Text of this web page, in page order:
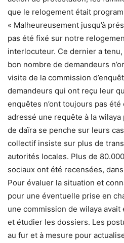
que le relogement était
« Malheureusement jusqu’à
pas été fixé sur notre
interlocuteur. Ce dernier a
bon nombre de demandeurs
visite de la commission
demandeurs qui ont reçu leur
enquêtes n’ont toujours pas
adressé une requête à la
de daïra se penche sur leurs
collectif insiste sur plus de
autorités locales. Plus de
sociaux ont été recensées,
Pour évaluer la situation et
pour une éventuelle prise en
une commission de wilaya
et étudier les dossiers. Les
au fur et à mesure pour